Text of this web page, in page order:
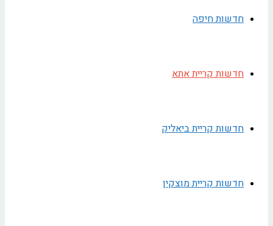
חדשות חיפה
חדשות קריית אתא
חדשות קריית ביאליק
חדשות קריית מוצקין